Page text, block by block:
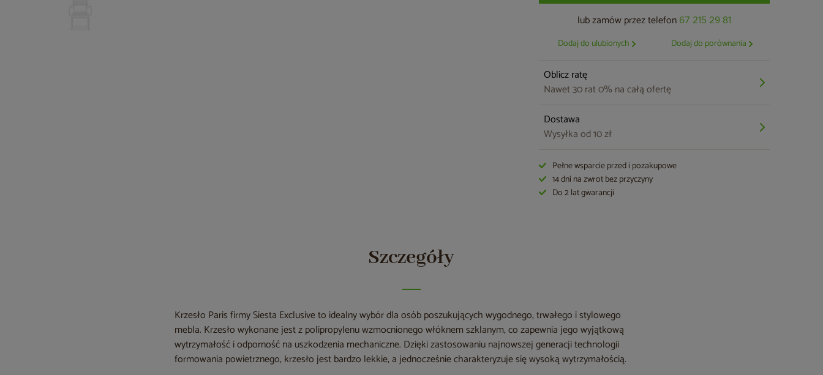
lub zamów przez telefon 67 215 29 81
Dodaj do ulubionych Dodaj do porównania
Oblicz ratę
Nawet 30 rat 0% na całą ofertę
Dostawa
Wysyłka od 10 zł
Pełne wsparcie przed i pozakupowe
14 dni na zwrot bez przyczyny
Do 2 lat gwarancji
Szczegóły
Krzesło Paris firmy Siesta Exclusive to idealny wybór dla osób poszukujących wygodnego, trwałego i stylowego
mebla. Krzesło wykonane jest z polipropylenu wzmocnionego włóknem szklanym, co zapewnia jego wyjątkową
wytrzymałość i odporność na uszkodzenia mechaniczne. Dzięki zastosowaniu najnowszej generacji technologii
formowania powietrznego, krzesło jest bardzo lekkie, a jednocześnie charakteryzuje się wysoką wytrzymałością.